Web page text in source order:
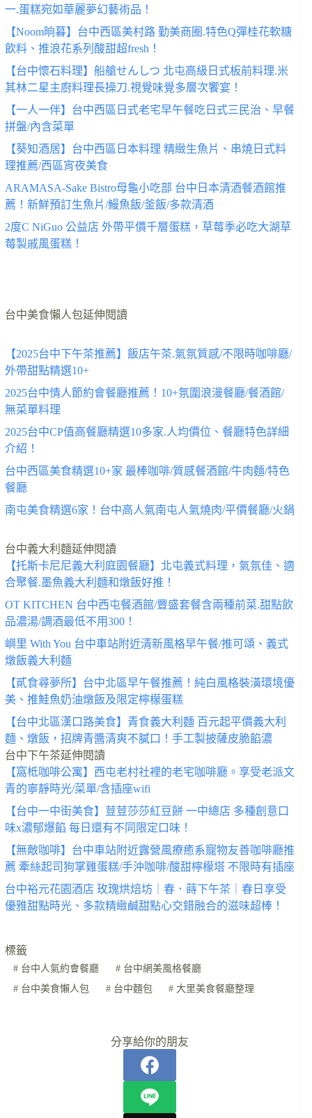
一.蛋糕宛如華麗夢幻藝術品！
【Noom晌暮】台中西區美村路 勤美商圈.特色Q彈桂花軟糖
飲料、推浪花系列酸甜超fresh！
【台中懷石料理】船艙せんしつ 北屯高級日式板前料理.米
其林二星主廚料理長操刀.視覺味覺多層次饗宴！
【一人一伴】台中西區日式老宅早午餐吃日式三民治、早餐
拼盤/內含菜單
【葵知酒居】台中西區日本料理 精緻生魚片、串燒日式料
理推薦/西區宵夜美食
ARAMASA-Sake Bistro母龜小吃部 台中日本清酒餐酒館推
薦！新鮮預訂生魚片/鰻魚飯/釜飯/多款清酒
2度C NiGuo 公益店 外帶平價千層蛋糕，草莓季必吃大湖草
莓製戚風蛋糕！
台中美食懶人包延伸閱讀
【2025台中下午茶推薦】飯店午茶.氣氛質感/不限時咖啡廳/
外帶甜點精選10+
2025台中情人節約會餐廳推薦！10+氛圍浪漫餐廳/餐酒館/
無菜單料理
2025台中CP值高餐廳精選10多家.人均價位、餐廳特色詳細
介紹！
台中西區美食精選10+家 最棒咖啡/質感餐酒館/牛肉麵/特色
餐廳
南屯美食精選6家！台中高人氣南屯人氣燒肉/平價餐廳/火鍋
台中義大利麵延伸閱讀
【托斯卡尼尼義大利庭園餐廳】北屯義式料理，氣氛佳、適
合聚餐.墨魚義大利麵和燉飯好推！
OT KITCHEN 台中西屯餐酒館/豐盛套餐含兩種前菜.甜點飲
品濃湯/調酒最低不用300！
嶼里 With You 台中車站附近清新風格早午餐/推可頌、義式
燉飯義大利麵
【貳食尋夢所】台中北區早午餐推薦！純白風格裝潢環境優
美、推鮭魚奶油燉飯及限定檸檬蛋糕
【台中北區漢口路美食】青食義大利麵 百元起平價義大利
麵、燉飯，招牌青醬清爽不膩口！手工製披薩皮脆餡濃
台中下午茶延伸閱讀
【窩柢咖啡公寓】西屯老村社裡的老宅咖啡廳。享受老派文
青的寧靜時光/菜單/含插座wifi
【台中一中街美食】荳荳莎莎紅豆餅 一中總店 多種創意口
味x濃郁爆餡 每日還有不同限定口味！
【無敵咖啡】台中車站附近露營風療癒系寵物友善咖啡廳推
薦 牽絲起司狗掌雞蛋糕/手沖咖啡/酸甜檸檬塔 不限時有插座
台中裕元花園酒店 玫瑰烘焙坊｜春．蒔下午茶｜春日享受
優雅甜點時光、多款精緻鹹甜點心交錯融合的滋味超棒！
標籤
#台中人氣約會餐廳 #台中網美風格餐廳
#台中美食懶人包 #台中麵包 # 大里美食餐廳整理
分享給你的朋友